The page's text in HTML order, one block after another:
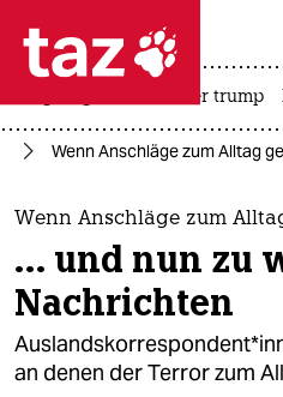
 taz zahl
taz zahl ich
themen
politik
öko
gesellschaft
usa unter trump
Wenn Anschläge zum Alltag
Wenn Anschläge zum
… und nun zu
Nachrichten
an denen der Terror zum